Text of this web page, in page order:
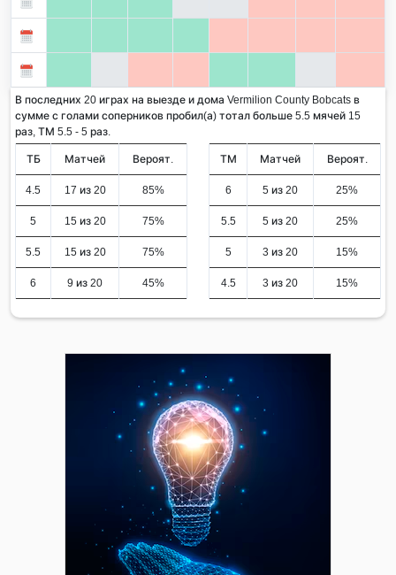
В последних 20 играх на выезде и дома Vermilion County Bobcats в
сумме с голами соперников пробил(а) тотал больше 5.5 мячей 15
раз, ТМ 5.5 - 5 раз.
ТБ Матчей Вероят.
4.5 17 из 20 85%
5 15 из 20 75%
5.5 15 из 20 75%
6 9 из 20 45%
ТМ Матчей Вероят.
6 5 из 20 25%
5.5 5 из 20 25%
5 3 из 20 15%
4.5 3 из 20 15%